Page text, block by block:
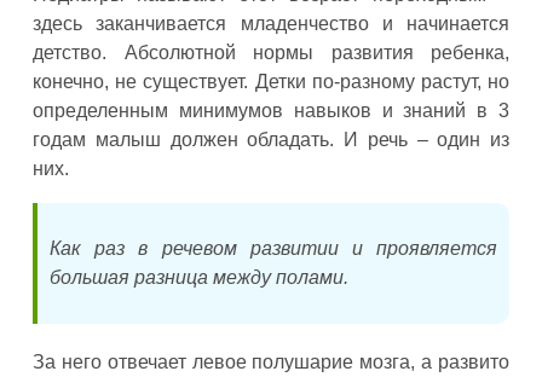
здесь заканчивается младенчество и начинается
детство. Абсолютной нормы развития ребенка,
конечно, не существует. Детки по-разному растут, но
определенным минимумов навыков и знаний в 3
годам малыш должен обладать. И речь – один из
них.
Как раз в речевом развитии и проявляется
большая разница между полами.
За него отвечает левое полушарие мозга, а развито